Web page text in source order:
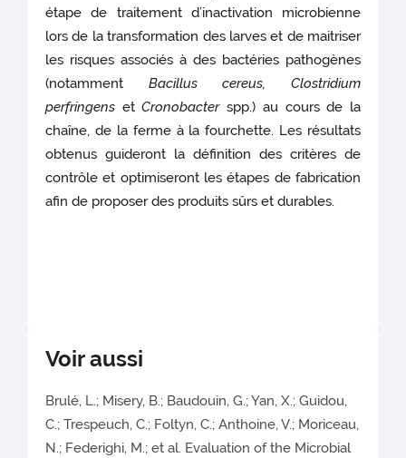
étape de traitement d’inactivation microbienne
lors de la transformation des larves et de maitriser
les risques associés à des bactéries pathogènes
(notamment Bacillus cereus, Clostridium
perfringens etCronobacterspp.) au cours de la
chaîne, de la ferme à la fourchette. Les résultats
obtenus guideront la définition des critères de
contrôle et optimiseront les étapes de fabrication
afin de proposer des produits sûrs et durables.
Voir aussi
Brulé, L.; Misery, B.; Baudouin, G.; Yan, X.; Guidou,
C.; Trespeuch, C.; Foltyn, C.; Anthoine, V.; Moriceau,
N.; Federighi, M.; et al. Evaluation of the Microbial